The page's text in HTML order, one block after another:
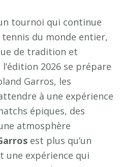
tournoi qui continue
du monde entier,
de tradition et
2026 se prépare
Garros, les
à une expérience
épiques, des
atmosphère
est plus qu’un
une expérience qui